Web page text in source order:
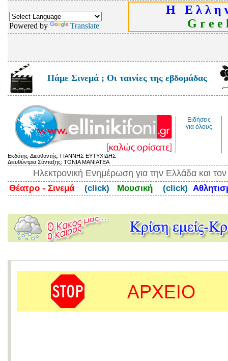
Powered by Translate
Η Ε λ λ η
G r e e
Πάμε Σινεμά ; Οι ταινίες της εβδομάδας
Ειδήσεις
για όλους
Εκδότης-Διευθυντής: ΓΙΑΝΝΗΣ ΕΥΤΥΧΙΔΗΣ
Διευθύντρια Σύνταξης: ΤΟΝΙΑ ΜΑΝΙΑΤΕΑ
Ηλεκτρονική Ενημέρωση για την Ελλάδα και
Θέατρο - Σινεμά (click) Μουσική (click)